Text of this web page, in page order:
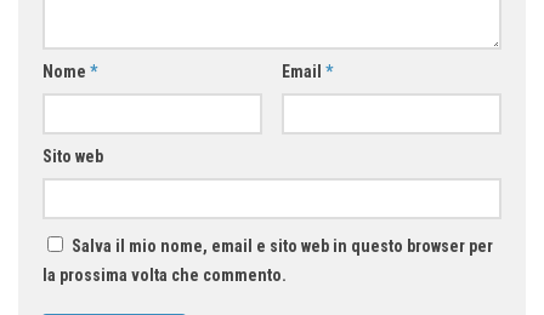
Nome * Email *
Sito web
Salva il mio nome, email e sito web in questo browser per
la prossima volta che commento.